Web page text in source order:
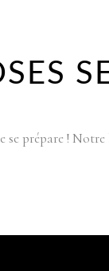
se prépare !